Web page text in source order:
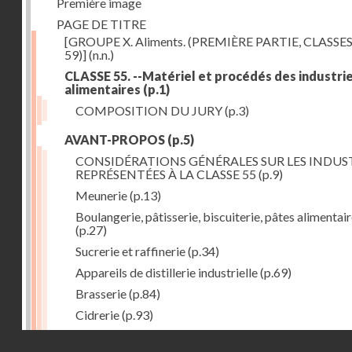
PAGE DE TITRE
[GROUPE X. Aliments. (PREMIÈRE PARTIE,
59)](n.n.)
CLASSE 55. --Matériel et procédés des
alimentaires (p.1)
COMPOSITION DU JURY(p.3)
AVANT-PROPOS (p.5)
CONSIDÉRATIONS GÉNÉRALES SUR LES
REPRÉSENTÉES À LA CLASSE 55 (p.9)
Meunerie(p.13)
Boulangerie, pâtisserie, biscuiterie, pâtes
(p.27)
Sucrerie et raffinerie(p.34)
Appareils de distillerie industrielle(p.69)
Brasserie(p.84)
Cidrerie(p.93)